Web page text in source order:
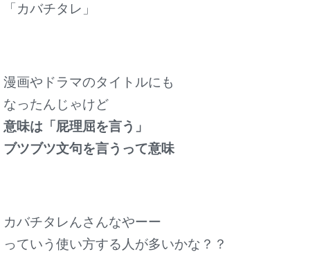
「カバチタレ」
漫画やドラマのタイトルにも
なったんじゃけど
意味は「屁理屈を言う」
ブツブツ文句を言うって意味
カバチタレんさんなやーー
っていう使い方する人が多いかな？？